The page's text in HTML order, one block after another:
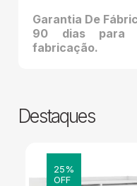
Garantia De
90 dias para
fabricação.
Destaques
25%
OFF